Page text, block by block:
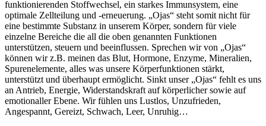
funktionierenden Stoffwechsel, ein starkes Immunsystem, eine
optimale Zellteilung und -erneuerung. „Ojas“ steht somit nicht für
eine bestimmte Substanz in unserem Körper, sondern für viele
einzelne Bereiche die all die oben genannten Funktionen
unterstützen, steuern und beeinflussen. Sprechen wir von „Ojas“
können wir z.B. meinen das Blut, Hormone, Enzyme, Mineralien,
Spurenelemente, alles was unsere Körperfunktionen stärkt,
unterstützt und überhaupt ermöglicht. Sinkt unser „Ojas“ fehlt es uns
an Antrieb, Energie, Widerstandskraft auf körperlicher sowie auf
emotionaller Ebene. Wir fühlen uns Lustlos, Unzufrieden,
Angespannt, Gereizt, Schwach, Leer, Unruhig…